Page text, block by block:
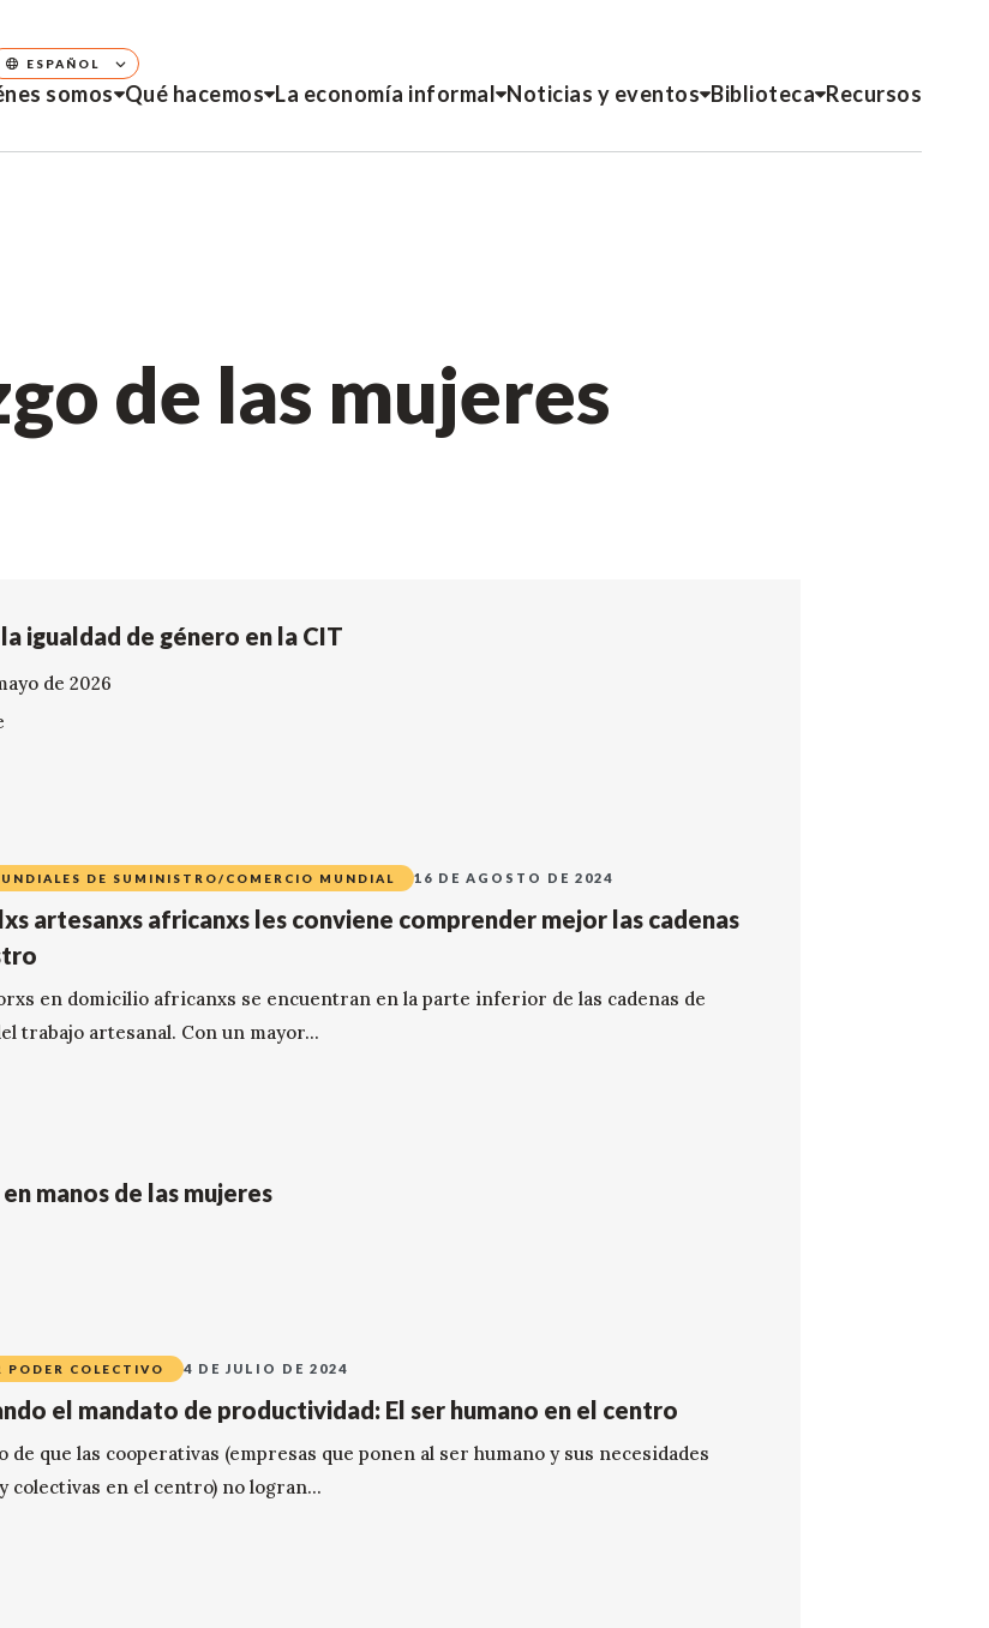
somos Qué hacemos La economía informal Noticias y eventos Biblioteca Recursos
ESPAÑOL
de las mujeres
igualdad de género en la CIT
de 2026
DE SUMINISTRO/COMERCIO MUNDIAL 16 DE AGOSTO DE 2024
artesanxs africanxs les conviene comprender mejor las cadenas
en domicilio africanxs se encuentran en la parte inferior de las cadenas de
trabajo artesanal. Con un mayor...
manos de las mujeres
PODER COLECTIVO 4 DE JULIO DE 2024
el mandato de productividad: El ser humano en el centro
de que las cooperativas (empresas que ponen al ser humano y sus necesidades
colectivas en el centro) no logran...